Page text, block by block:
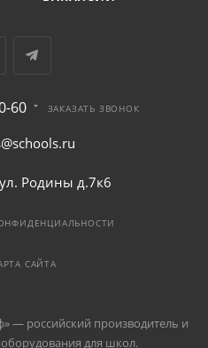
60 ЗАКАЗАТЬ ЗВОНОК
Родины д.7к6
САЙТА
— российский производитель и
для школ.